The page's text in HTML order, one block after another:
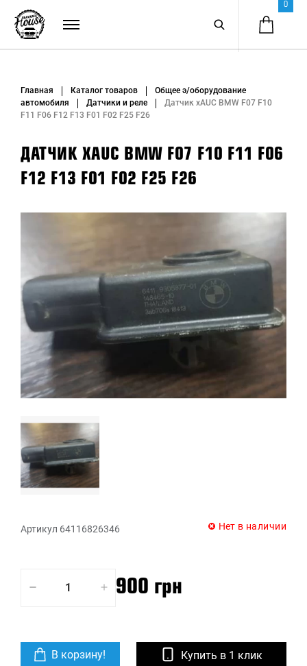
0
Главная Каталог товаров
Общее э/оборудование
автомобиля
Датчики и реле
Датчик xAUC BMW F07 F10
F11 F06 F12 F13 F01 F02 F25 F26
ДАТЧИК XAUC BMW F07 F10 F11 F06
F12 F13 F01 F02 F25 F26
Артикул 64116826346 Нет в наличии
900 грн
В корзину! Купить в 1 клик